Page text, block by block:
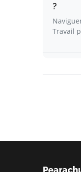
?
Travail